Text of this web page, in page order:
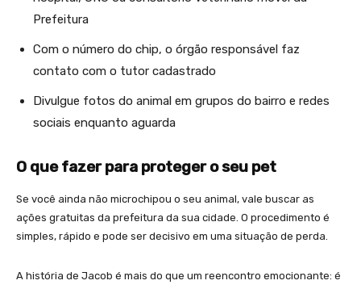
Prefeitura
Com o número do chip, o órgão responsável faz
contato com o tutor cadastrado
Divulgue fotos do animal em grupos do bairro e redes
sociais enquanto aguarda
O que fazer para proteger o seu pet
Se você ainda não microchipou o seu animal, vale buscar as
ações gratuitas da prefeitura da sua cidade. O procedimento é
simples, rápido e pode ser decisivo em uma situação de perda.
A história de Jacob é mais do que um reencontro emocionante: é